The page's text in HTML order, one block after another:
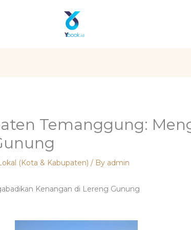
Temanggung:
(Kota & Kabupaten) / By admin
Kenangan di Lereng Gunung